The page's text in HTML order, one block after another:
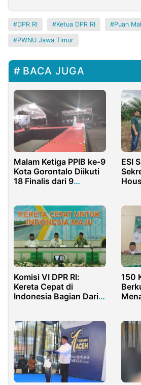
DPR RI Ketua DPR RI Puan
PWNU Jawa Timur
BACA JUGA
Malam Ketiga PPIB ke-9
Kota Gorontalo Diikuti
18 Finalis dari 9
ESI
Komisi VI DPR RI:
Kereta Cepat di
Indonesia Bagian Dari
150